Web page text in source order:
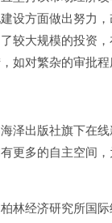
设方面做出努力
较大规模的投资
如对繁杂的审批
出版社旗下在线
更多的自主空间
经济研究所国际